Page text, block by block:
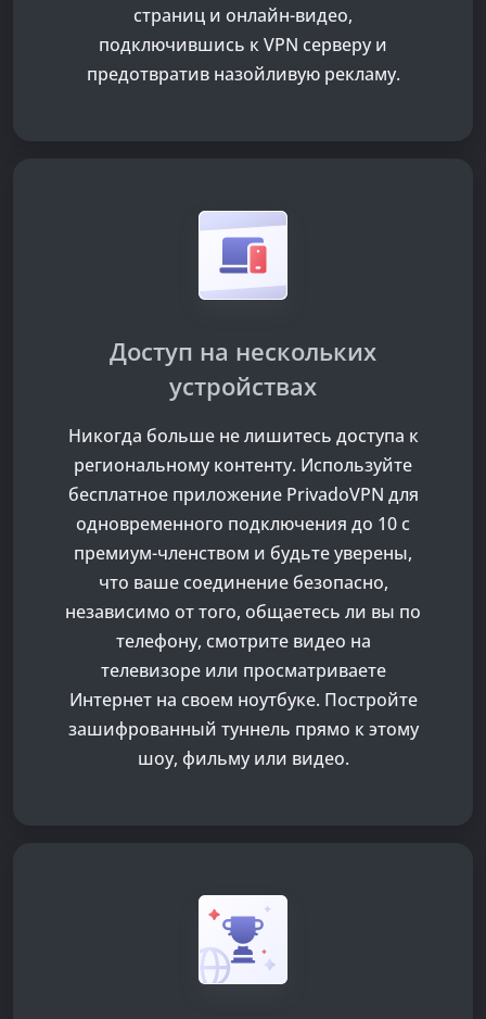
страниц и онлайн-видео,
подключившись к VPN серверу и
предотвратив назойливую рекламу.
Доступ на нескольких
устройствах
Никогда больше не лишитесь доступа к
региональному контенту. Используйте
бесплатное приложение PrivadoVPN для
одновременного подключения до 10 с
премиум-членством и будьте уверены,
что ваше соединение безопасно,
независимо от того, общаетесь ли вы по
телефону, смотрите видео на
телевизоре или просматриваете
Интернет на своем ноутбуке. Постройте
зашифрованный туннель прямо к этому
шоу, фильму или видео.